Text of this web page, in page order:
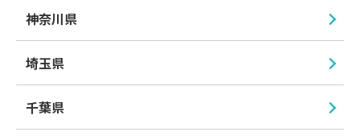
神奈川県
埼玉県
千葉県